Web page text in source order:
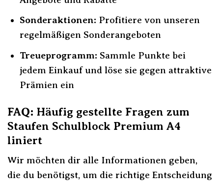
Sonderaktionen: Profitiere von unseren
regelmäßigen Sonderangeboten
Treueprogramm: Sammle Punkte bei
jedem Einkauf und löse sie gegen attraktive
Prämien ein
FAQ: Häufig gestellte Fragen zum
Staufen Schulblock Premium A4
liniert
Wir möchten dir alle Informationen geben,
die du benötigst, um die richtige Entscheidung